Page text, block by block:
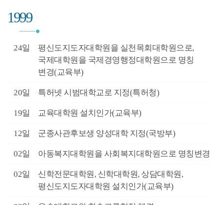
1999
24일
평신도지도자대학원을 실천목회대학원으로,
국제대학원을 국제경영행정대학원으로 명칭
변경(교육부)
20일 특허넷 시범대학교로 지정(특허청)
19일 교육대학원 설치인가(교육부)
12일 군종사관후보생 양성대학 지정(국방부)
02일 아동복지대학원을 사회복지대학원으로 명칭변경
02일
신학전문대학원, 신학대학원, 상담대학원,
평신도지도자대학원 설치인가(교육부)